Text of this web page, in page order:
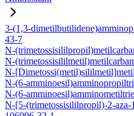
3-(1,3-
43-7
N-
N-
N-
N-(6-
N-(6-
N-[5-(trimetossisililpropil)-2-aza-